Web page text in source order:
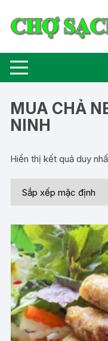
MUA CHẢ
NINH
Hiển thị kết quả duy